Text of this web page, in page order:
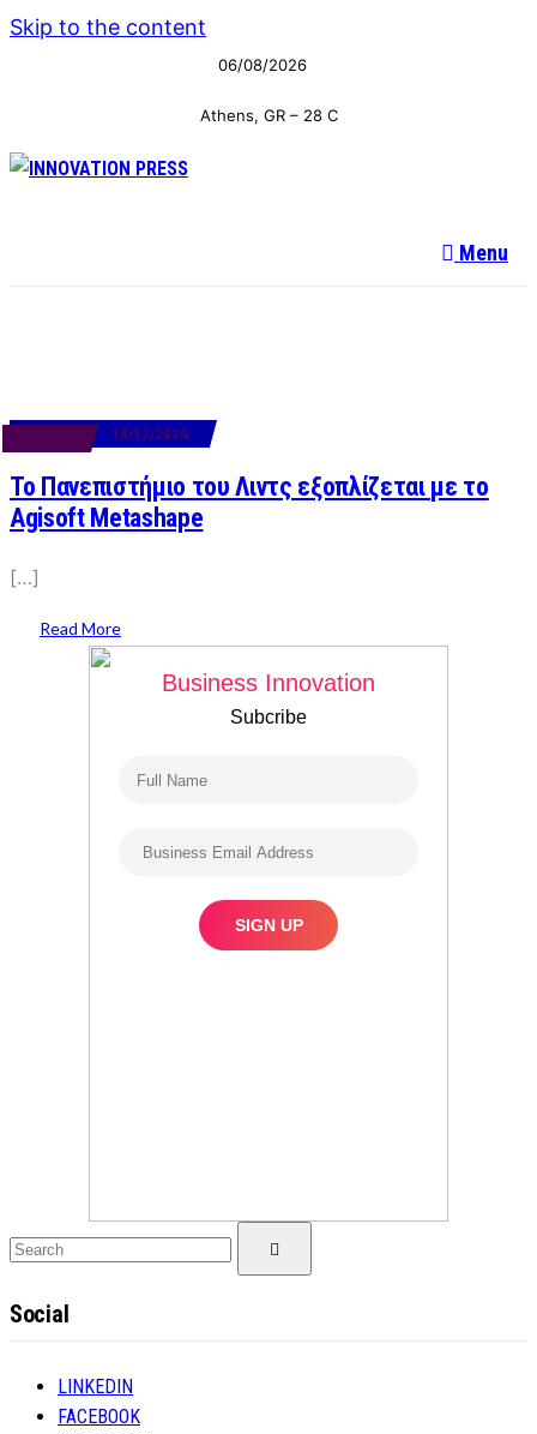
Skip to the content
06/08/2026
Athens, GR – 28 C
Menu
18/12/2024
Το Πανεπιστήμιο του Λιντς εξοπλίζεται με το
Agisoft Metashape
[…]
Read More
Business Innovation
Subcribe
Search
for:
Social
LINKEDIN
FACEBOOK